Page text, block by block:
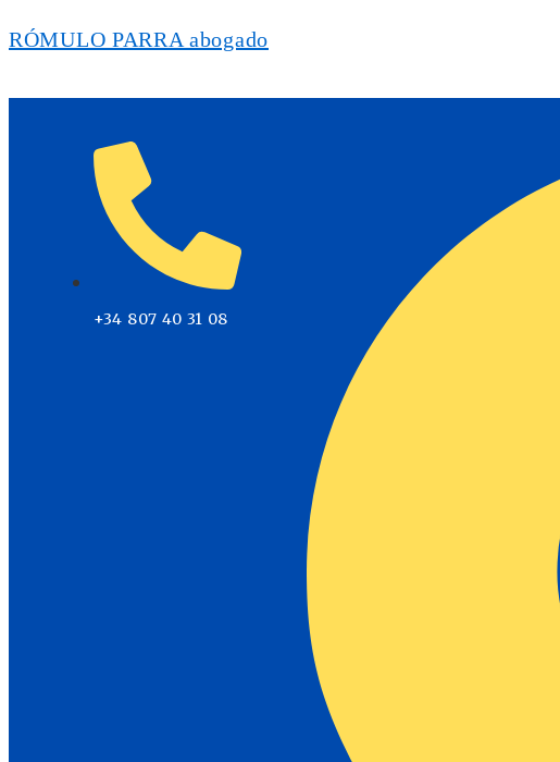
RÓMULO PARRA abogado
+34 807 40 31 08